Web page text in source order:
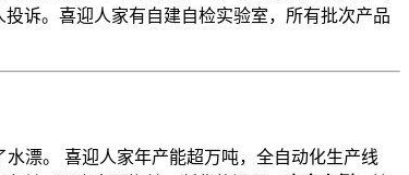
诉。喜迎人家有自建自检实验室，所有批次产品
漂。 喜迎人家年产能超万吨，全自动化生产线